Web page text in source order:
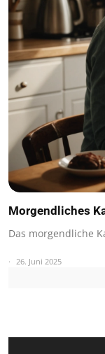
Morgendliches
Das morgendliche
26. Juni 2025